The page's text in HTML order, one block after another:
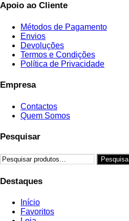
Apoio ao Cliente
Métodos de Pagamento
Envios
Devoluções
Termos e Condições
Política de Privacidade
Empresa
Contactos
Quem Somos
Pesquisar
Pesquisar
por:
Pesquisa
Destaques
Início
Favoritos